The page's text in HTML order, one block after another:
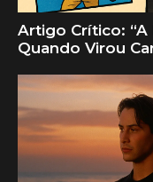
Artigo Crítico:
Quando Virou